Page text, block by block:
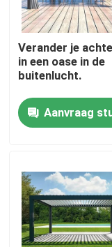
Contacteer ons
Nieuws
De Pergola van
De Pergola van
Verander je
in een oase in de
buitenlucht.
Aanvraag